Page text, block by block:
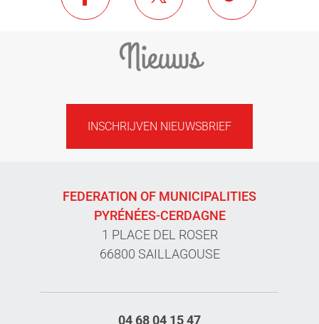
Nieuws
INSCHRIJVEN NIEUWSBRIEF
FEDERATION OF MUNICIPALITIES
PYRÉNÉES-CERDAGNE
1 PLACE DEL ROSER
66800 SAILLAGOUSE
04 68 04 15 47